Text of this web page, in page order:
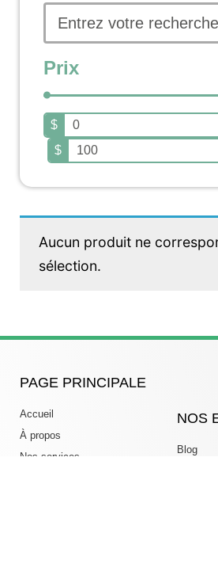
Prix
$
$
Aucun produit ne
sélection.
PAGE PRINCIPALE
Accueil
À propos
Nos services
NOS
Blog